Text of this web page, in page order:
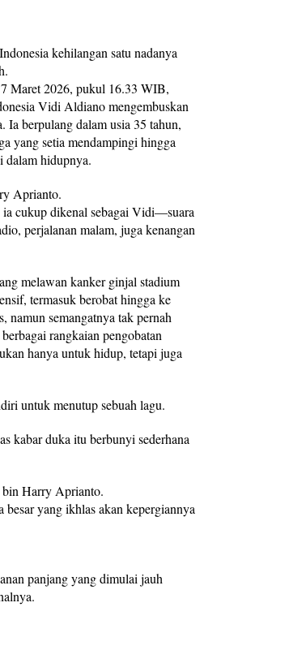
kehilangan satu nadanya
7 Maret 2026, pukul 16.33 WIB,
Vidi Aldiano mengembuskan
Ia berpulang dalam usia 35 tahun,
yang setia mendampingi hingga
dalam hidupnya.
Aprianto.
cukup dikenal sebagai Vidi—suara
perjalanan malam, juga kenangan
melawan kanker ginjal stadium
termasuk berobat hingga ke
namun semangatnya tak pernah
rangkaian pengobatan
hanya untuk hidup, tetapi juga
untuk menutup sebuah lagu.
kabar duka itu berbunyi sederhana
Harry Aprianto.
yang ikhlas akan kepergiannya
panjang yang dimulai jauh